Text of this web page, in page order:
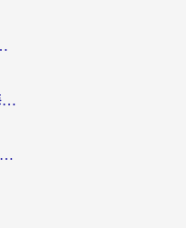
+2026回国加速器避坑指南
ChickCN和海外回国好用吗？海外党2026亲测：从手游到影音，选对加速器的3个关键
手游和快帆TV版好用吗？3步选对回国加速器不踩坑